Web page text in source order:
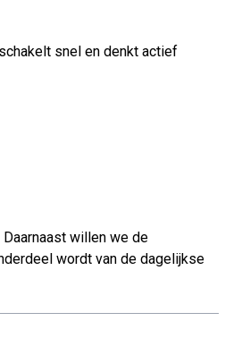
snel en denkt actief
willen we de
wordt van de dagelijkse